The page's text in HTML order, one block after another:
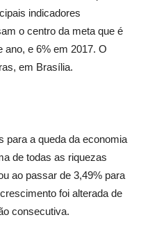
indicadores
o centro da meta que é
ano, e 6% em 2017. O
em Brasília.
para a queda da economia
de todas as riquezas
ao passar de 3,49% para
foi alterada de
consecutiva.